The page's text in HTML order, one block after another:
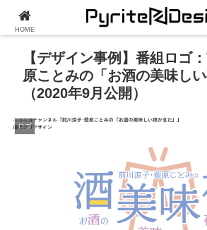
【デザイン事例】番組ロゴ
原ことみの「お酒の美味しい
（2020年9月公開）
ロゴ
HOME